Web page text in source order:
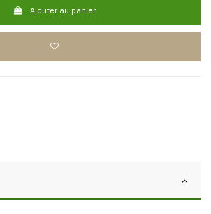
Ajouter au panier